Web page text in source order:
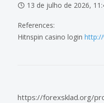
13 de julho de 2026,
References:
Hitnspin casino login
https://forexsklad.org/